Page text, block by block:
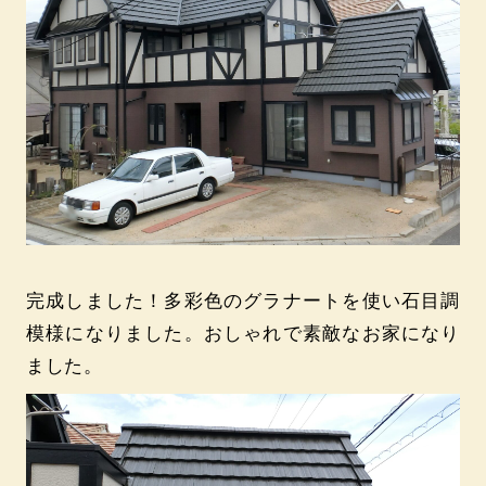
完成しました！多彩色のグラナートを使い石目調
模様になりました。おしゃれで素敵なお家になり
ました。